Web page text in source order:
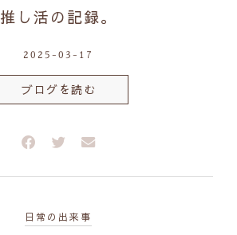
推し活の記録。
2025-03-17
ブログを読む
日常の出来事